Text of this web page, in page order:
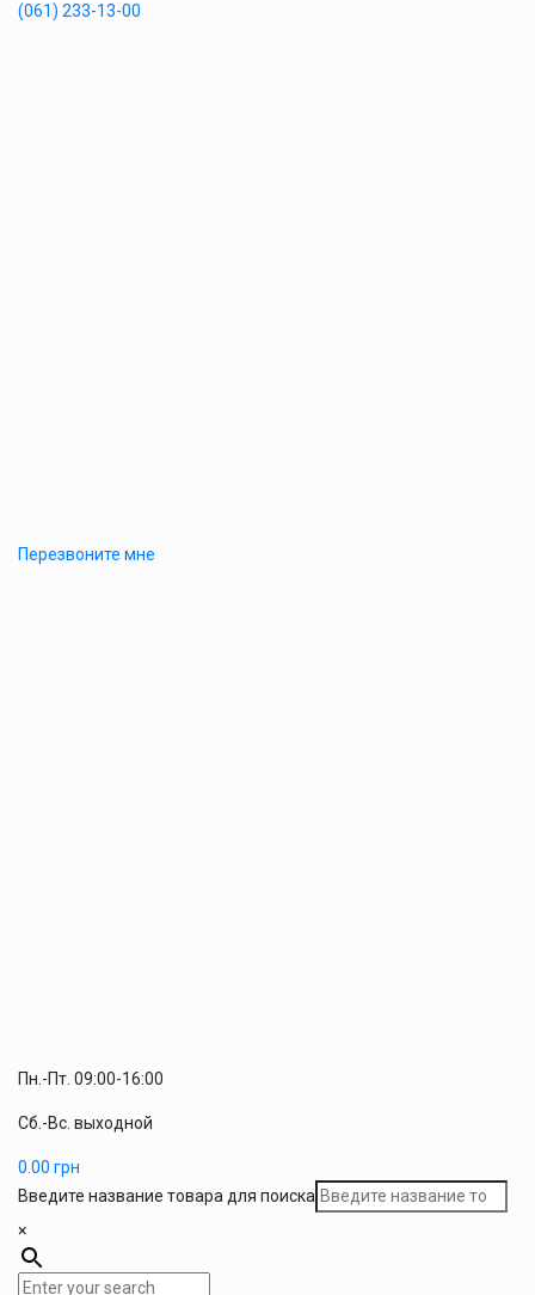
(061) 233-13-00
Перезвоните мне
Пн.-Пт. 09:00-16:00
Сб.-Вс. выходной
0.00 грн
Введите название товара для поиска
×